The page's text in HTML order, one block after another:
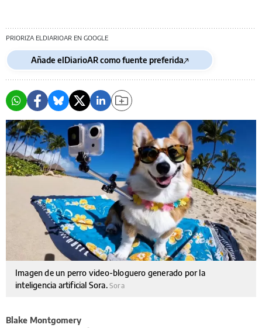
PRIORIZA ELDIARIOAR EN GOOGLE
Añade elDiarioAR como fuente preferida
Imagen de un perro video-bloguero generado por la
inteligencia artificial Sora. Sora
Blake Montgomery